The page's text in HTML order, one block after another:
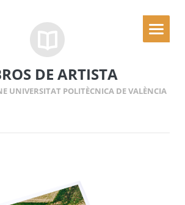
DE ARTISTA
UNIVERSITAT POLITÈCNICA DE VALÈNCIA